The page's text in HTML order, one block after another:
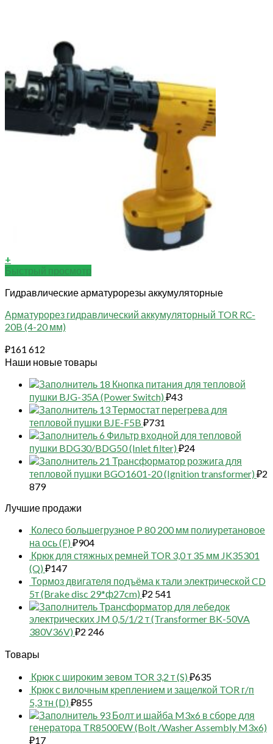
+
Быстрый просмотр
Гидравлические арматурорезы аккумуляторные
Арматурорез гидравлический аккумуляторный TOR RC-
20B (4-20 мм)
₽161 612
Наши новые товары
18 Кнопка питания для тепловой
пушки BJG-35A (Power Switch) ₽43
13 Термостат перегрева для
тепловой пушки BJE-F5B ₽731
6 Фильтр входной для тепловой
пушки BDG30/BDG50 (Inlet filter) ₽24
21 Трансформатор розжига для
тепловой пушки BGO1601-20 (Ignition transformer) ₽2
879
Лучшие продажи
Колесо большегрузное P 80 200 мм полиуретановое
на ось (F) ₽904
Крюк для стяжных ремней TOR 3,0 т 35 мм JK35301
(Q) ₽147
Тормоз двигателя подъёма к тали электрической CD
5т (Brake disc 29*ф27cm) ₽2 541
Трансформатор для лебедок
электрических JM 0,5/1/2 т (Transformer BK-50VA
380V36V) ₽2 246
Товары
Крюк с широким зевом TOR 3,2 т (S) ₽635
Крюк с вилочным креплением и защелкой TOR г/п
5,3 тн (D) ₽855
93 Болт и шайба M3x6 в сборе для
генератора TR8500EW (Bolt /Washer Assembly M3x6)
₽17